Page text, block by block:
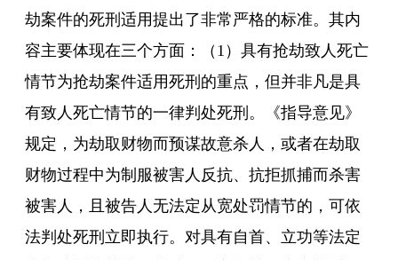
劫案件的死刑适用提出了非常严格的标准。其内
容主要体现在三个方面：（1）具有抢劫致人死亡
情节为抢劫案件适用死刑的重点，但并非凡是具
有致人死亡情节的一律判处死刑。《指导意见》
规定，为劫取财物而预谋故意杀人，或者在劫取
财物过程中为制服被害人反抗、抗拒抓捕而杀害
被害人，且被告人无法定从宽处罚情节的，可依
法判处死刑立即执行。对具有自首、立功等法定